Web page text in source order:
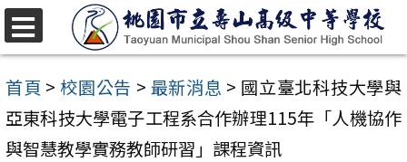
跳
至
主
要
內
首頁 > 校園公告 > 最新消息 > 國立臺北科技大學與
亞東科技大學電子工程系合作辦理115年「人機協作
與智慧教學實務教師研習」課程資訊
選
單